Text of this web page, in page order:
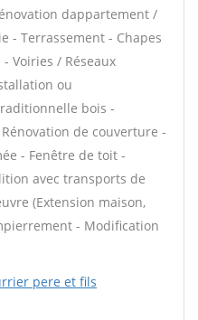
dappartement /
- Terrassement - Chapes
Voiries / Réseaux
ou
bois -
de couverture -
- Fenêtre de toit -
avec transports de
(Extension maison,
- Modification
pere et fils